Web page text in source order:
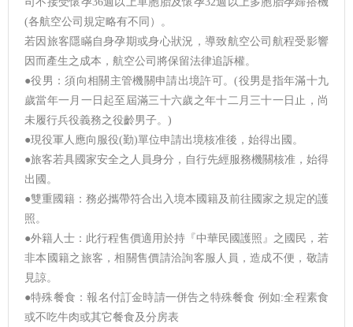
(各航空公司規定略有不同）。
若因旅客隱瞞自身孕期或身心狀況，導致航空公司航程受影響
因而產生之成本，航空公司將保留法律追訴權。
●役男：須向相關主管機關申請出境許可。(役男是指年滿十九
歲當年一月一日起至屆滿三十六歲之年十二月三十一日止，尚
未履行兵役義務之役齡男子。)
●現役軍人應向服役(勤)單位申請出境核准後，始得出國。
●旅客若具國家安全之人員身分，自行先經服務機關核准，始得
出國。
●雙重國籍：務必攜帶符合出入境本國籍及前往國家之規定的護
照。
●外籍人士：此行程售價適用於持『中華民國護照』之國民，若
非本國籍之旅客，相關售價請洽詢客服人員，造成不便，敬請
見諒。
●特殊餐食：報名付訂金時請一併告之特殊餐食 例如:全程素食
或不吃牛肉或其它餐食及分房表